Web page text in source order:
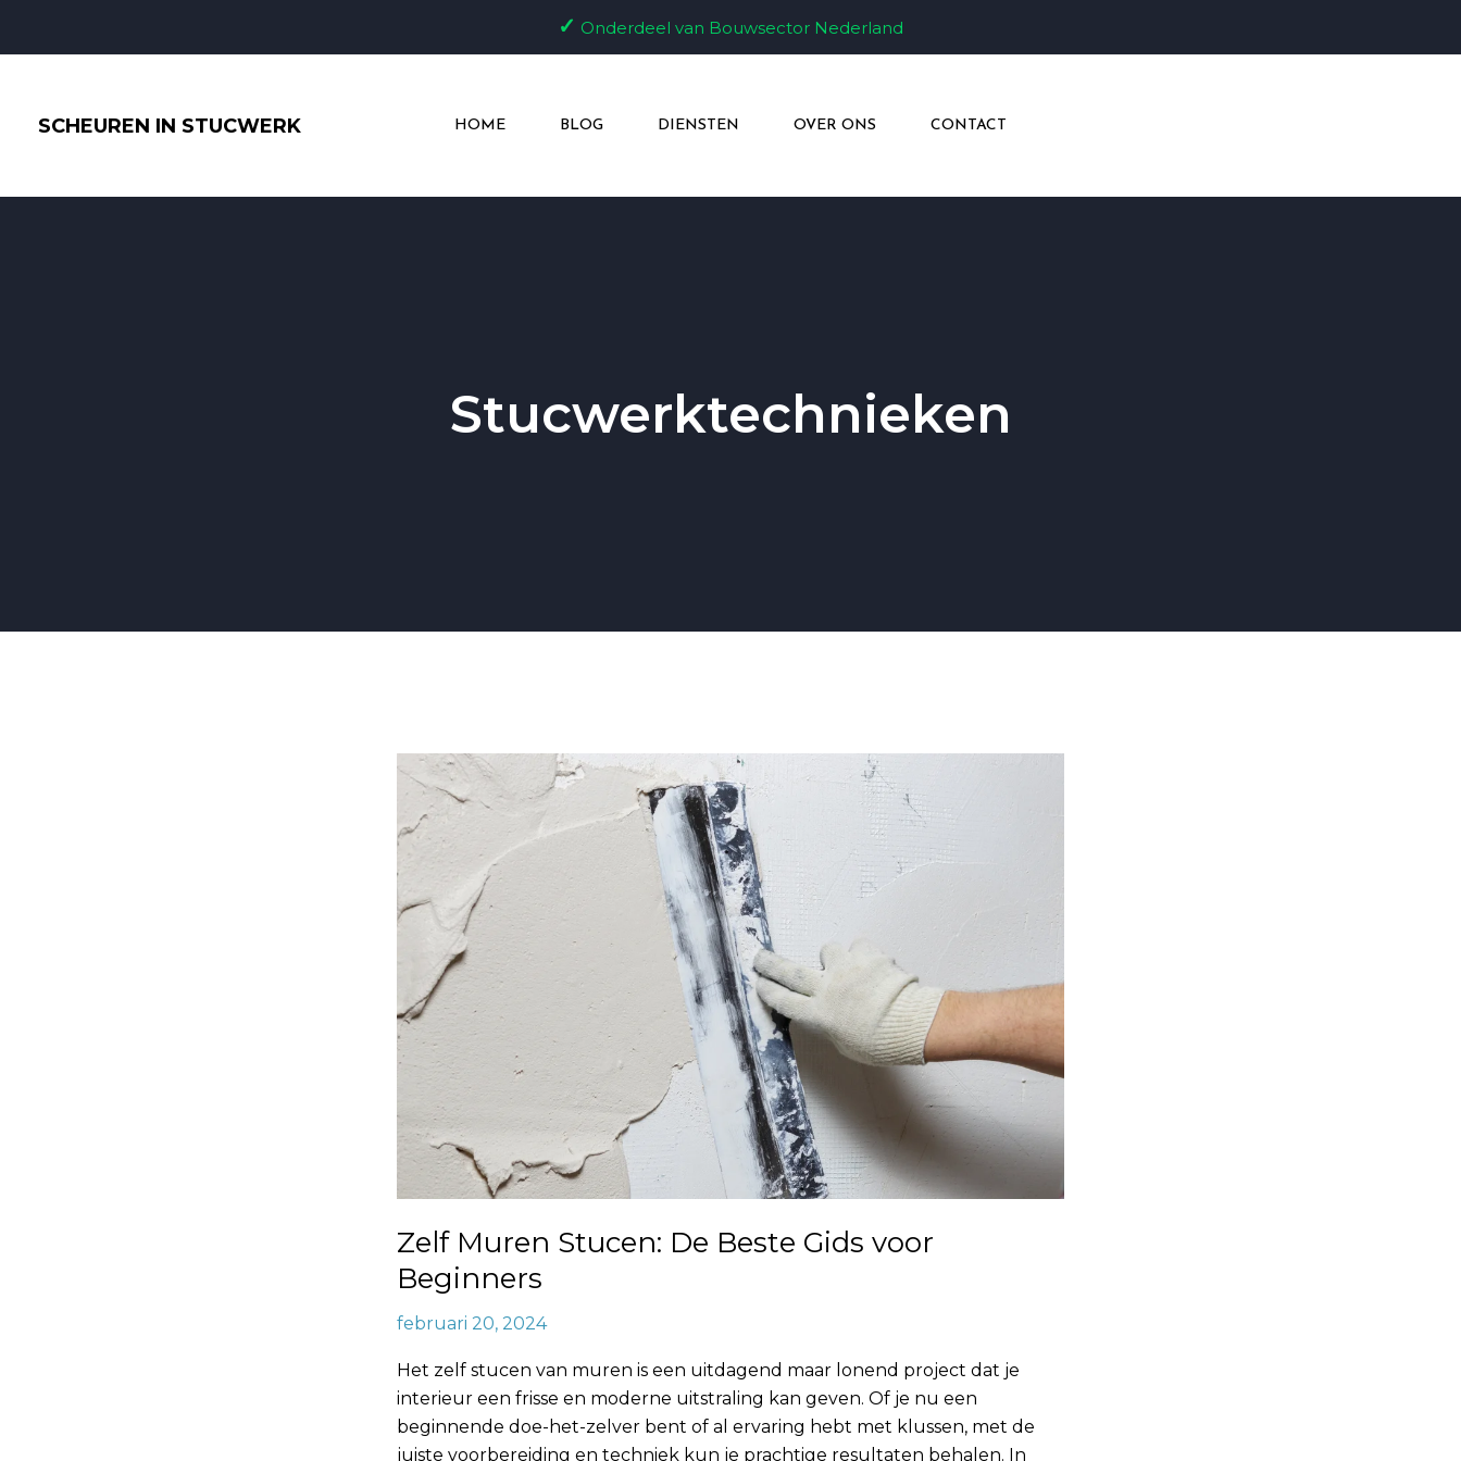
✓ Onderdeel van Bouwsector Nederland
SCHEUREN IN STUCWERK HOME BLOG DIENSTEN OVER ONS CONTACT
Stucwerktechnieken
Zelf Muren Stucen: De Beste Gids voor
Beginners
februari 20, 2024
Het zelf stucen van muren is een uitdagend maar lonend project dat je
interieur een frisse en moderne uitstraling kan geven. Of je nu een
beginnende doe-het-zelver bent of al ervaring hebt met klussen, met de
juiste voorbereiding en techniek kun je prachtige resultaten behalen. In
Zelf
Muren
Stucen:
De
Beste
Gids
Beginners